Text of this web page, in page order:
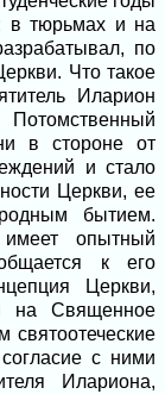
в тюрьмах и на
по
Что такое
Иларион
в стороне от
и стало
Церкви, ее
бытием.
имеет опытный
к его
Церкви,
на Священное
святоотеческие
с ними
Илариона,